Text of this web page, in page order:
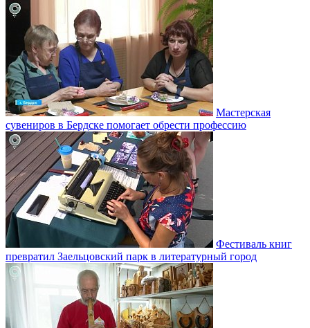
Мастерская
сувениров в Бердске помогает обрести профессию
Фестиваль книг
превратил Заельцовский парк в литературный город